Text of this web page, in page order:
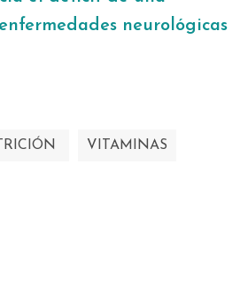
neurológicas
VITAMINAS